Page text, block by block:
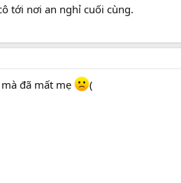
tới nơi an nghỉ cuối cùng.
đã mất mẹ (